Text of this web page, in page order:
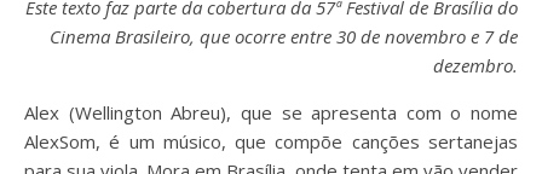
Este texto faz parte da cobertura da 57ª Festival de Brasília do
Cinema Brasileiro, que ocorre entre 30 de novembro e 7 de
dezembro.
Alex (Wellington Abreu), que se apresenta com o nome
AlexSom, é um músico, que compõe canções sertanejas